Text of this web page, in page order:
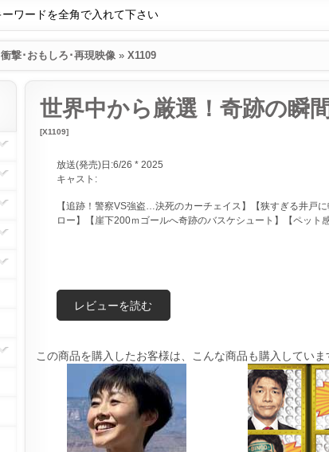
衝撃･おもしろ･再現映像 » X1109
世界中から厳選！奇跡の瞬
[X1109]
放送(発売)日:6/26 * 2025
キャスト:
【追跡！警察VS強盗…決死のカーチェイス】【狭すぎる井戸
ロー】【崖下200ｍゴールへ奇跡のバスケシュート】【ペット
レビューを読む
この商品を購入したお客様は、こんな商品も購入していま